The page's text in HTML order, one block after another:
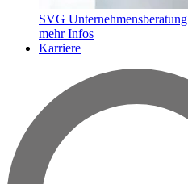
SVG Unternehmensberatung
mehr Infos
Karriere